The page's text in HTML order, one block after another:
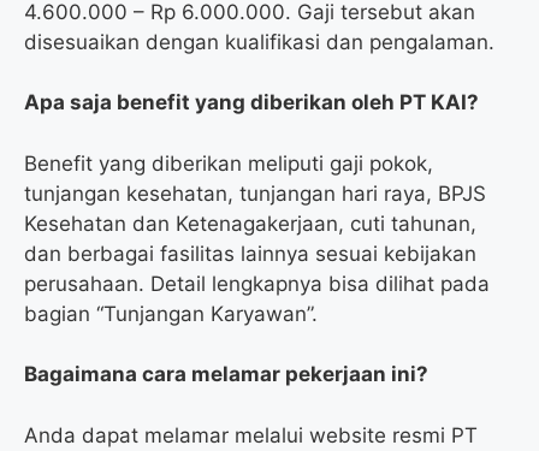
4.600.000 – Rp 6.000.000. Gaji tersebut akan
disesuaikan dengan kualifikasi dan pengalaman.
Apa saja benefit yang diberikan oleh PT KAI?
Benefit yang diberikan meliputi gaji pokok,
tunjangan kesehatan, tunjangan hari raya, BPJS
Kesehatan dan Ketenagakerjaan, cuti tahunan,
dan berbagai fasilitas lainnya sesuai kebijakan
perusahaan. Detail lengkapnya bisa dilihat pada
bagian “Tunjangan Karyawan”.
Bagaimana cara melamar pekerjaan ini?
Anda dapat melamar melalui website resmi PT